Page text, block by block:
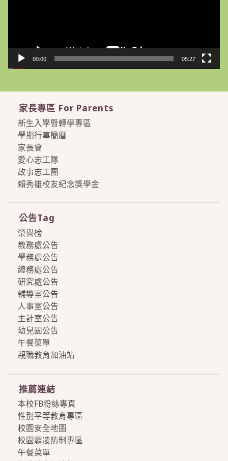
00:00 05:27
家長專區 For Parents
新生入學暨轉學專區
學期行事簡曆
家長會
愛心志工隊
故事志工團
賴秀雄校友紀念獎學金
公告Tag
榮譽榜
教務處公告
學務處公告
總務處公告
研究處公告
輔導室公告
人事室公告
主計室公告
幼兒園公告
午餐菜單
親職教育加油站
推薦連結
本校FB粉絲專頁
性別平等教育專區
校園安全地圖
校園霸凌防制專區
午餐菜單